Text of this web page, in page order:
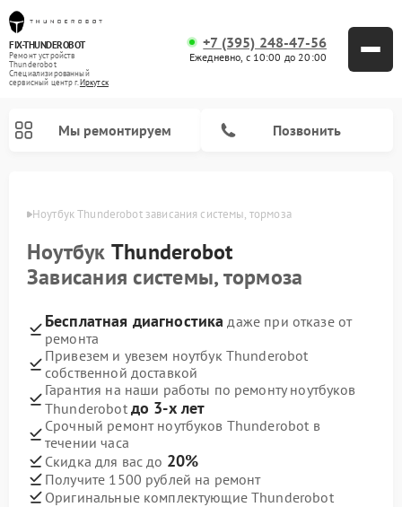
FIX-THUNDEROBOT
Ремонт устройств
Thunderobot
Специализированный
cервисный центр г.Иркутск
+7 (395) 248-47-56
Ежедневно, с 10:00 до 20:00
Мы ремонтируем Позвонить
Ноутбук Thunderobot зависания системы, тормоза
Ноутбук Thunderobot
Зависания системы, тормоза
Бесплатная диагностика даже при отказе от
ремонта
Привезем и увезем ноутбук Thunderobot
собственной доставкой
Гарантия на наши работы по ремонту ноутбуков
Thunderobot до 3-х лет
Срочный ремонт ноутбуков Thunderobot в
течении часа
Скидка для вас до 20%
Получите 1500 рублей на ремонт
Оригинальные комплектующие Thunderobot